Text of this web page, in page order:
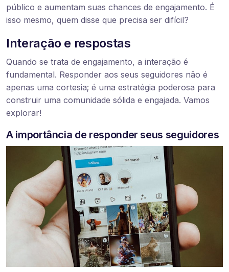
público e aumentam suas chances de engajamento. É
isso mesmo, quem disse que precisa ser difícil?
Interação e respostas
Quando se trata de engajamento, a interação é
fundamental. Responder aos seus seguidores não é
apenas uma cortesia; é uma estratégia poderosa para
construir uma comunidade sólida e engajada. Vamos
explorar!
A importância de responder seus seguidores